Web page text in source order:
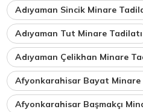
Adıyaman Sincik Minare
Adıyaman Tut Minare Tadilatı
Adıyaman Çelikhan Minare
Afyonkarahisar Bayat Minare
Afyonkarahisar Başmakçı